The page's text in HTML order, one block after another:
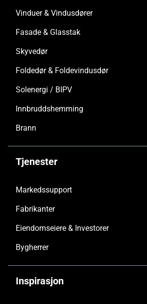
Vinduer & Vindusdører
Fasade & Glasstak
Skyvedør
Foldedør & Foldevindusdør
Solenergi / BIPV
Innbruddshemming
Brann
Tjenester
Markedssupport
Fabrikanter
Eiendoms­eiere & Investorer
Bygherrer
Inspirasjon